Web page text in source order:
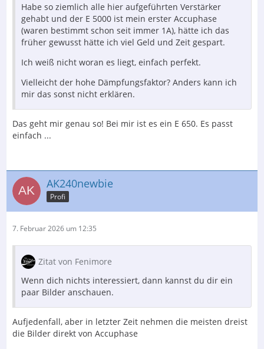
Habe so ziemlich alle hier aufgeführten Verstärker
gehabt und der E 5000 ist mein erster Accuphase
(waren bestimmt schon seit immer 1A), hätte ich das
früher gewusst hätte ich viel Geld und Zeit gespart.
Ich weiß nicht woran es liegt, einfach perfekt.
Vielleicht der hohe Dämpfungsfaktor? Anders kann ich
mir das sonst nicht erklären.
Das geht mir genau so! Bei mir ist es ein E 650. Es passt
einfach ...
AK240newbie
Profi
7. Februar 2026 um 12:35
Zitat von Fenimore
Wenn dich nichts interessiert, dann kannst du dir ein
paar Bilder anschauen.
Aufjedenfall, aber in letzter Zeit nehmen die meisten dreist
die Bilder direkt von Accuphase